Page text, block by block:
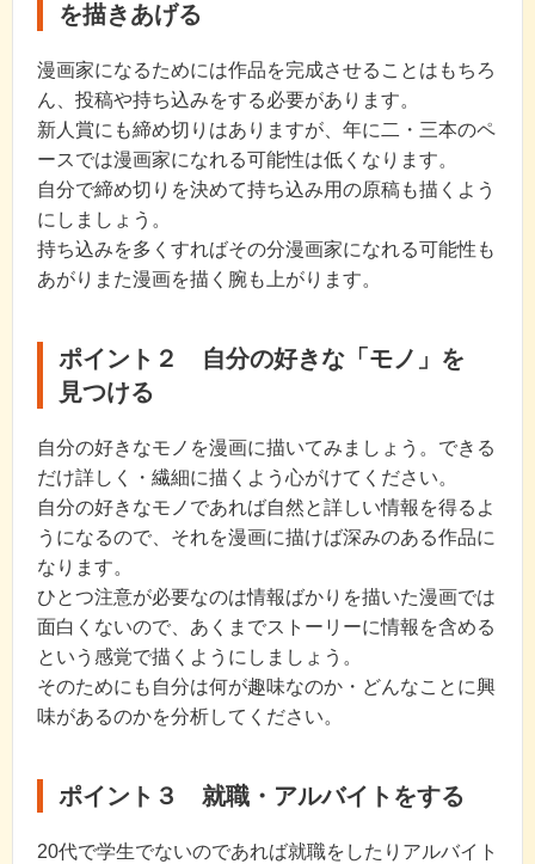
を描きあげる
漫画家になるためには作品を完成させることはもちろ
ん、投稿や持ち込みをする必要があります。
新人賞にも締め切りはありますが、年に二・三本のペ
ースでは漫画家になれる可能性は低くなります。
自分で締め切りを決めて持ち込み用の原稿も描くよう
にしましょう。
持ち込みを多くすればその分漫画家になれる可能性も
あがりまた漫画を描く腕も上がります。
ポイント２ 自分の好きな「モノ」を
見つける
自分の好きなモノを漫画に描いてみましょう。できる
だけ詳しく・繊細に描くよう心がけてください。
自分の好きなモノであれば自然と詳しい情報を得るよ
うになるので、それを漫画に描けば深みのある作品に
なります。
ひとつ注意が必要なのは情報ばかりを描いた漫画では
面白くないので、あくまでストーリーに情報を含める
という感覚で描くようにしましょう。
そのためにも自分は何が趣味なのか・どんなことに興
味があるのかを分析してください。
ポイント３ 就職・アルバイトをする
20代で学生でないのであれば就職をしたりアルバイト